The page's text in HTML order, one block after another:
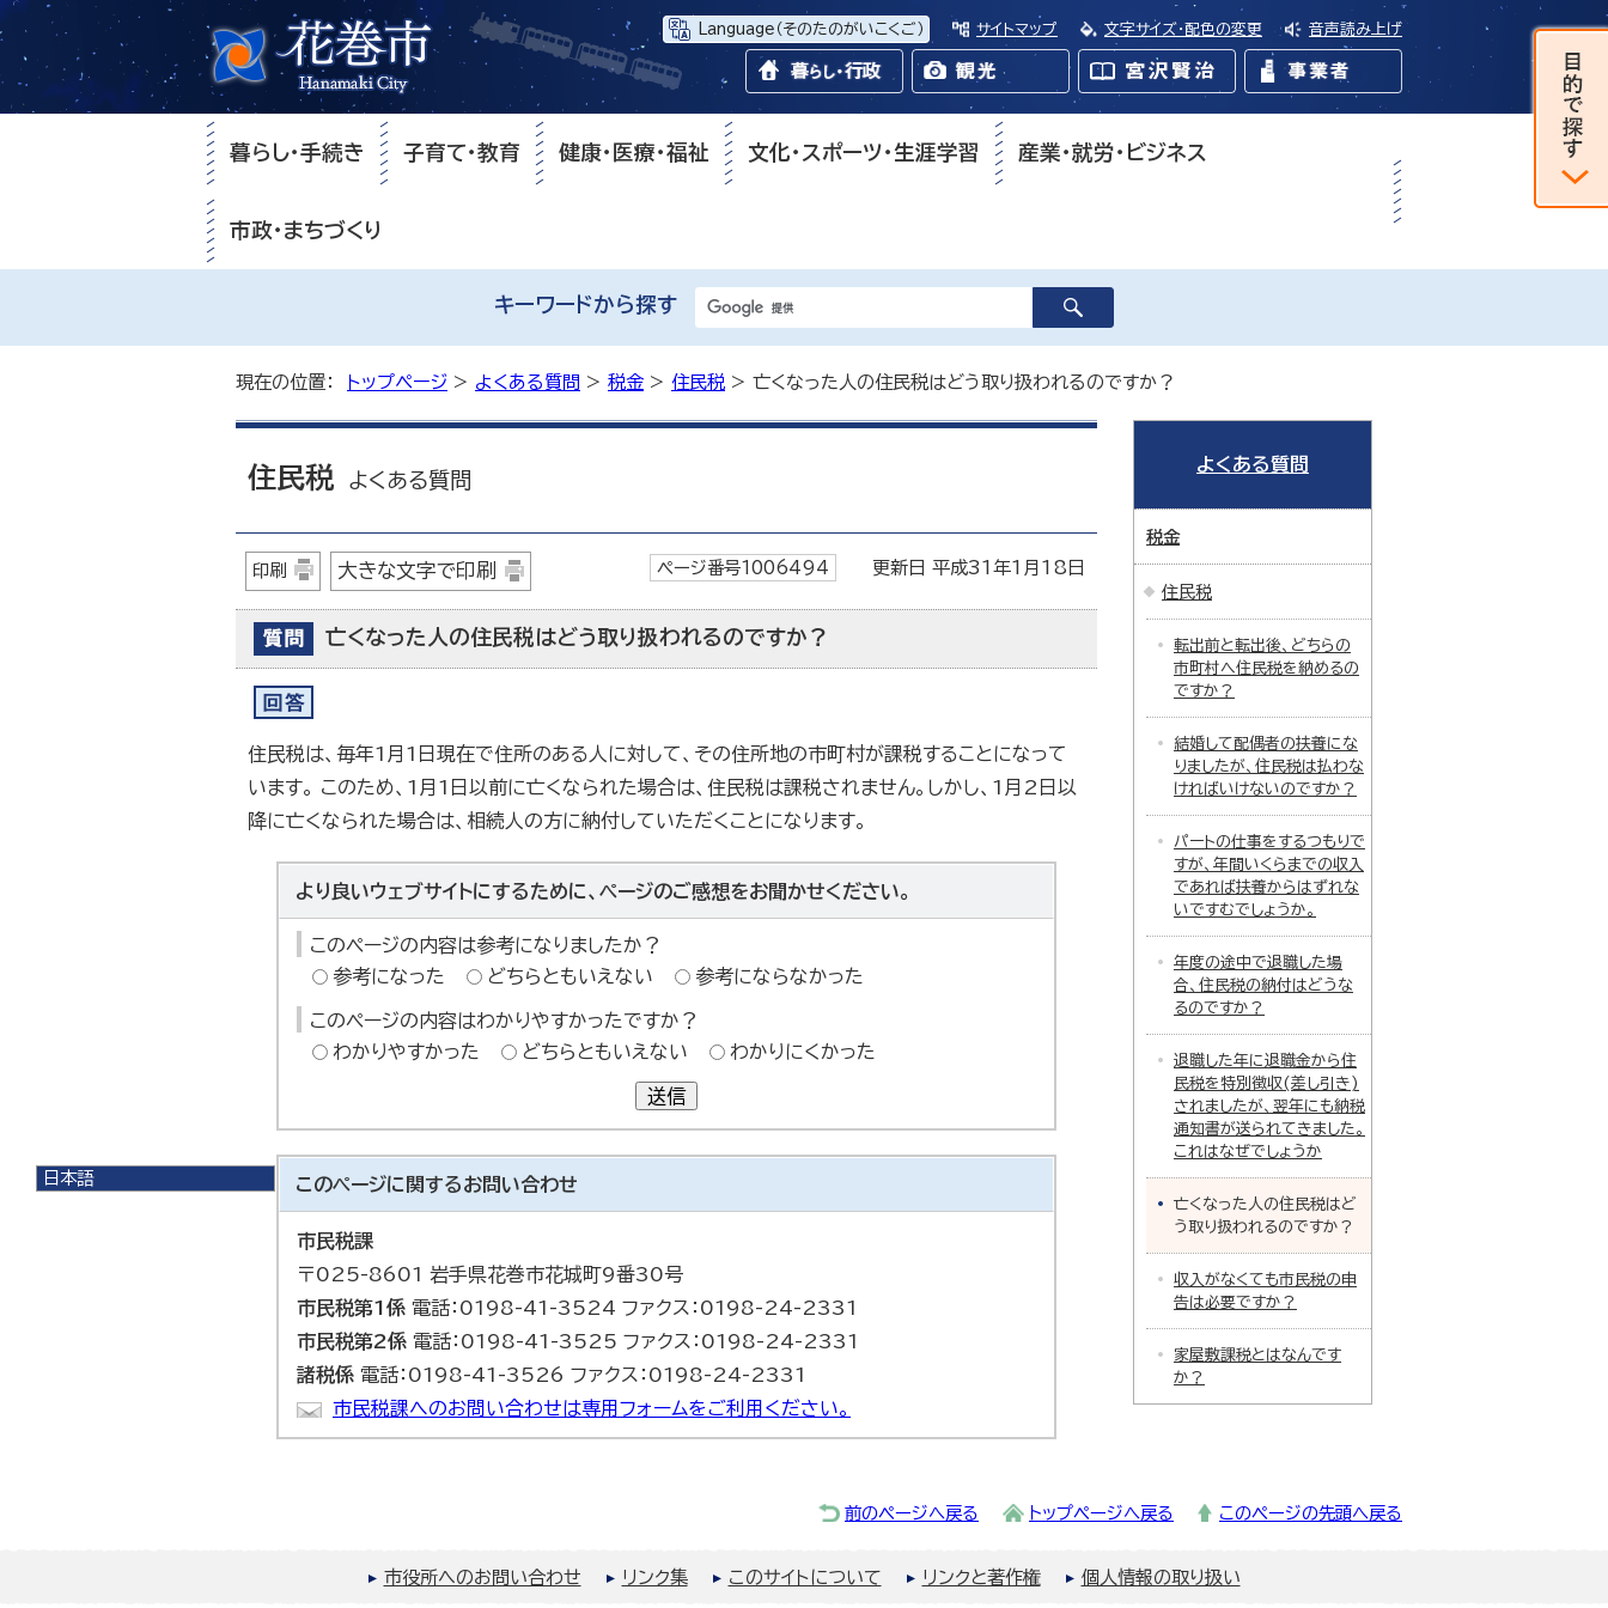
Language （そのたのがいこくご） サイトマップ 文字サイズ・配色の変更 音声読み上げ
日本語
暮らし・手続き 子育て・教育 健康・医療・福祉 文化・スポーツ・生涯学習 産業・就労・ビジネス
市政・まちづくり
キーワードから探す
現在の位置： トップページ > よくある質問 > 税金 > 住民税 > 亡くなった人の住民税はどう取り扱われるのですか？
住民税 よくある質問
印刷 大きな文字で印刷 ページ番号1006494 更新日 平成31年1月18日
亡くなった人の住民税はどう取り扱われるのですか？
住民税は、毎年1月1日現在で住所のある人に対して、その住所地の市町村が課税することになって
います。 このため、1月1日以前に亡くなられた場合は、住民税は課税されません。しかし、1月2日以
降に亡くなられた場合は、相続人の方に納付していただくことになります。
より良いウェブサイトにするために、ページのご感想をお聞かせください。
このページの内容は参考になりましたか？
参考になった
どちらともいえない 参考にならなかった
このページの内容はわかりやすかったですか？
わかりやすかった
どちらともいえない わかりにくかった
送信
このページに関するお問い合わせ
市民税課
〒025-8601 岩手県花巻市花城町9番30号
市民税第1係 電話：0198-41-3524 ファクス：0198-24-2331
市民税第2係 電話：0198-41-3525 ファクス：0198-24-2331
諸税係 電話：0198-41-3526 ファクス：0198-24-2331
市民税課へのお問い合わせは専用フォームをご利用ください。
よくある質問
税金
住民税
転出前と転出後、どちらの
市町村へ住民税を納めるの
ですか？
結婚して配偶者の扶養にな
りましたが、住民税は払わな
ければいけないのですか？
パートの仕事をするつもりで
すが、年間いくらまでの収入
であれば扶養からはずれな
いですむでしょうか。
年度の途中で退職した場
合、住民税の納付はどうな
るのですか？
退職した年に退職金から住
民税を特別徴収(差し引き)
されましたが、翌年にも納税
通知書が送られてきました。
これはなぜでしょうか
亡くなった人の住民税はど
う取り扱われるのですか？
収入がなくても市民税の申
告は必要ですか？
家屋敷課税とはなんです
か？
前のページへ戻る トップページへ戻る このページの先頭へ戻る
市役所へのお問い合わせ リンク集 このサイトについて リンクと著作権 個人情報の取り扱い